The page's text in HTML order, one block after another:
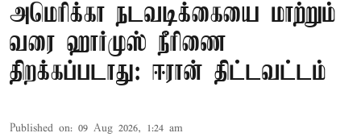
அமெரிக்கா நடவடிக்கையை மாற்றும்
வரை ஹார்முஸ் நீரிணை
திறக்கப்படாது: ஈரான் திட்டவட்டம்
Published on: 09 Aug 2026, 1:24 am